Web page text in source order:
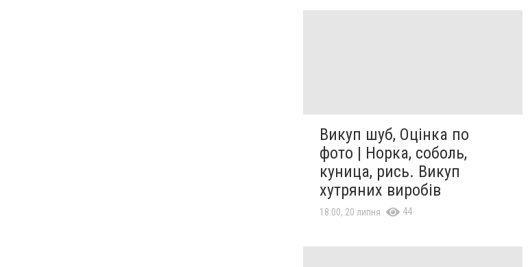
Викуп шуб, Оцінка по
фото | Норка, соболь,
куница, рись. Викуп
хутряних виробів
18:00, 20 липня 44